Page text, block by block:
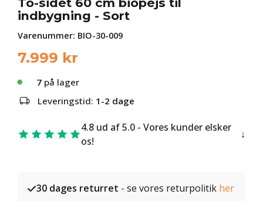
indbygning - Sort
Varenummer: BIO-30-009
7.999 kr
7 på lager
Leveringstid: 1-2 dage
4.8 ud af 5.0 - Vores kunder elsker
os!
30 dages returret - se vores returpolitik her